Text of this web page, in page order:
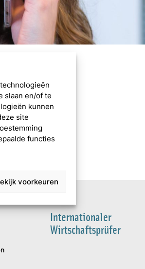
slaan en/of te
kunnen
site
functies
voorkeuren
Internationaler
Wirtschaftsprüfer